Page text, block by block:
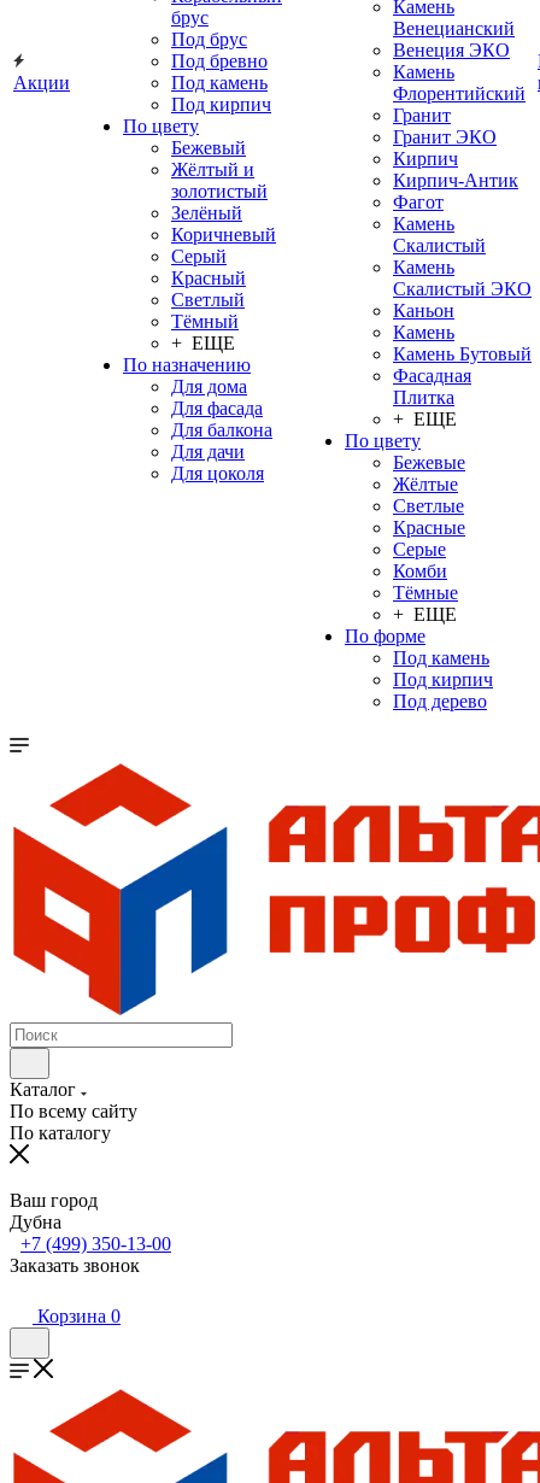
Акции
брус
Под брус
Под бревно
Под камень
Под кирпич
По цвету
Бежевый
Жёлтый и
золотистый
Зелёный
Коричневый
Серый
Красный
Светлый
Тёмный
+ ЕЩЕ
По назначению
Для дома
Для фасада
Для балкона
Для дачи
Для цоколя
Камень
Венецианский
Венеция ЭКО
Камень
Флорентийский
Гранит
Гранит ЭКО
Кирпич
Кирпич-Антик
Фагот
Камень
Скалистый
Камень
Скалистый ЭКО
Каньон
Камень
Камень Бутовый
Фасадная
Плитка
+ ЕЩЕ
По цвету
Бежевые
Жёлтые
Светлые
Красные
Серые
Комби
Тёмные
+ ЕЩЕ
По форме
Под камень
Под кирпич
Под дерево
Каталог
По всему сайту
По каталогу
Ваш город
Дубна
+7 (499) 350-13-00
Заказать звонок
Корзина 0